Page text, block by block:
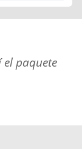
paquete